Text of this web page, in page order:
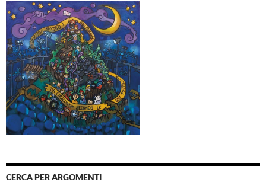
CERCA PER ARGOMENTI